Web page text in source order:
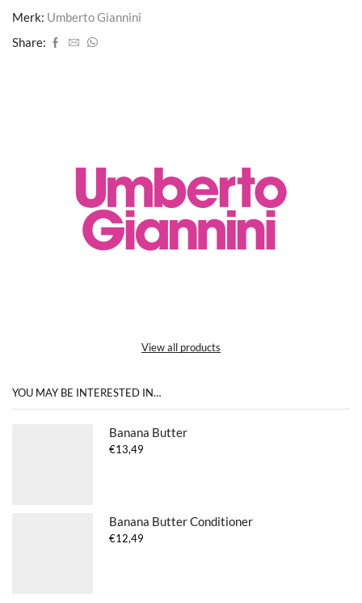
Merk: Umberto Giannini
Share:
View all products
YOU MAY BE INTERESTED IN…
Banana Butter
€13,49
Banana Butter Conditioner
€12,49